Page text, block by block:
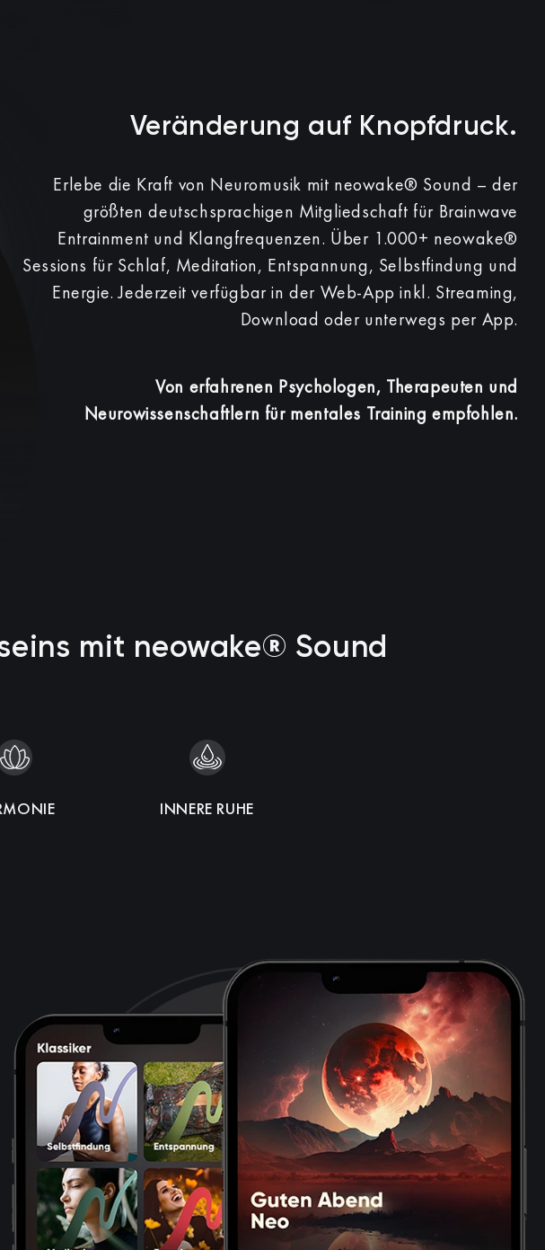
Veränderung auf Knopfdruck.​
Erlebe die Kraft von Neuromusik mit neowake® Sound – der
größten deutschsprachigen Mitgliedschaft für Brainwave
Entrainment und Klangfrequenzen. Über 1.000+ neowake®
Sessions für Schlaf, Meditation, Entspannung, Selbstfindung und
Energie. Jederzeit verfügbar in der Web-App inkl. Streaming,
Download oder unterwegs per App.
Von erfahrenen Psychologen, Therapeuten und
Neurowissenschaftlern für mentales Training empfohlen.
mit neowake® Sound
STÄRKE ENERGIE
INNERE RUHE
INTUITION